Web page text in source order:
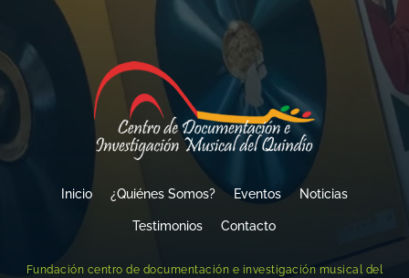
Inicio ¿Quiénes Somos? Eventos Noticias
Testimonios Contacto
Fundación centro de documentación e investigación musical del